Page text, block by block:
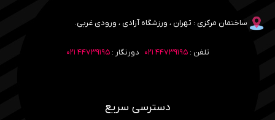
ساختمان مرکزی : تهران ، ورزشگاه آزادی ، ورودی غربی.
تلفن :۴۴۷۳۹۱۹۵ ۰۲۱ دورنگار :۴۴۷۳۹۱۹۵ ۰۲۱
دسترسی سریع